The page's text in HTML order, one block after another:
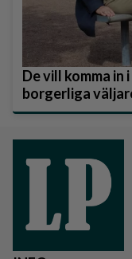
De vill komma
borgerliga